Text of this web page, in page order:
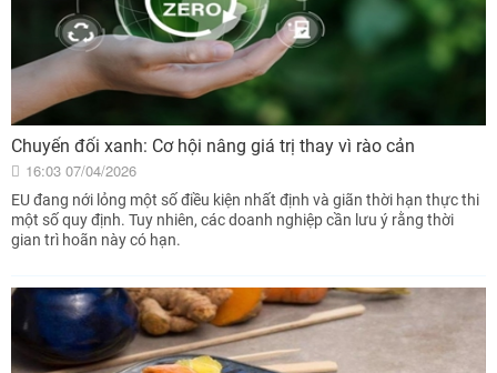
Chuyển đổi xanh: Cơ hội nâng giá trị thay vì rào cản
16:03 07/04/2026
EU đang nới lỏng một số điều kiện nhất định và giãn thời hạn thực thi
một số quy định. Tuy nhiên, các doanh nghiệp cần lưu ý rằng thời
gian trì hoãn này có hạn.